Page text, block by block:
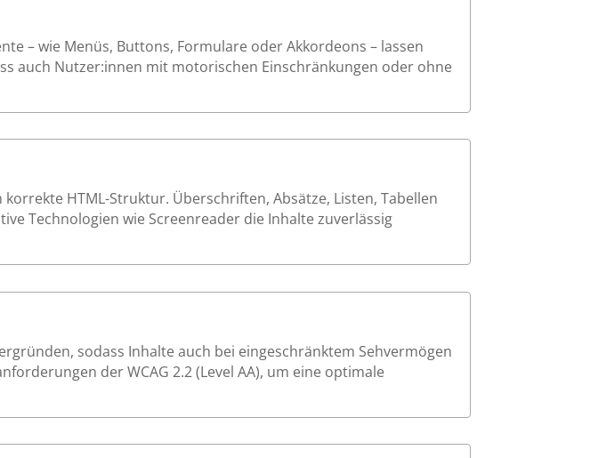
– wie Menüs, Buttons, Formulare oder Akkordeons – lassen
auch Nutzer:innen mit motorischen Einschränkungen oder ohne
HTML-Struktur. Überschriften, Absätze, Listen, Tabellen
Technologien wie Screenreader die Inhalte zuverlässig
sodass Inhalte auch bei eingeschränktem Sehvermögen
der WCAG 2.2 (Level AA), um eine optimale